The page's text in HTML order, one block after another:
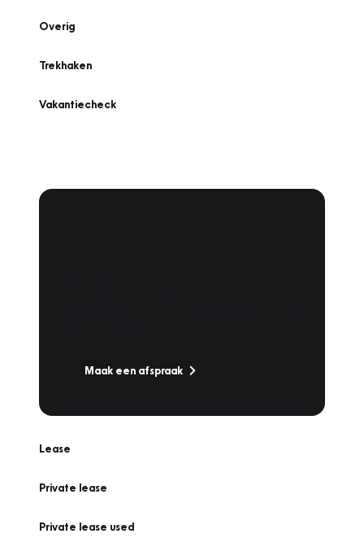
Overig
Trekhaken
Vakantiecheck
Maak een afspraak
Lease
Private lease
Private lease used